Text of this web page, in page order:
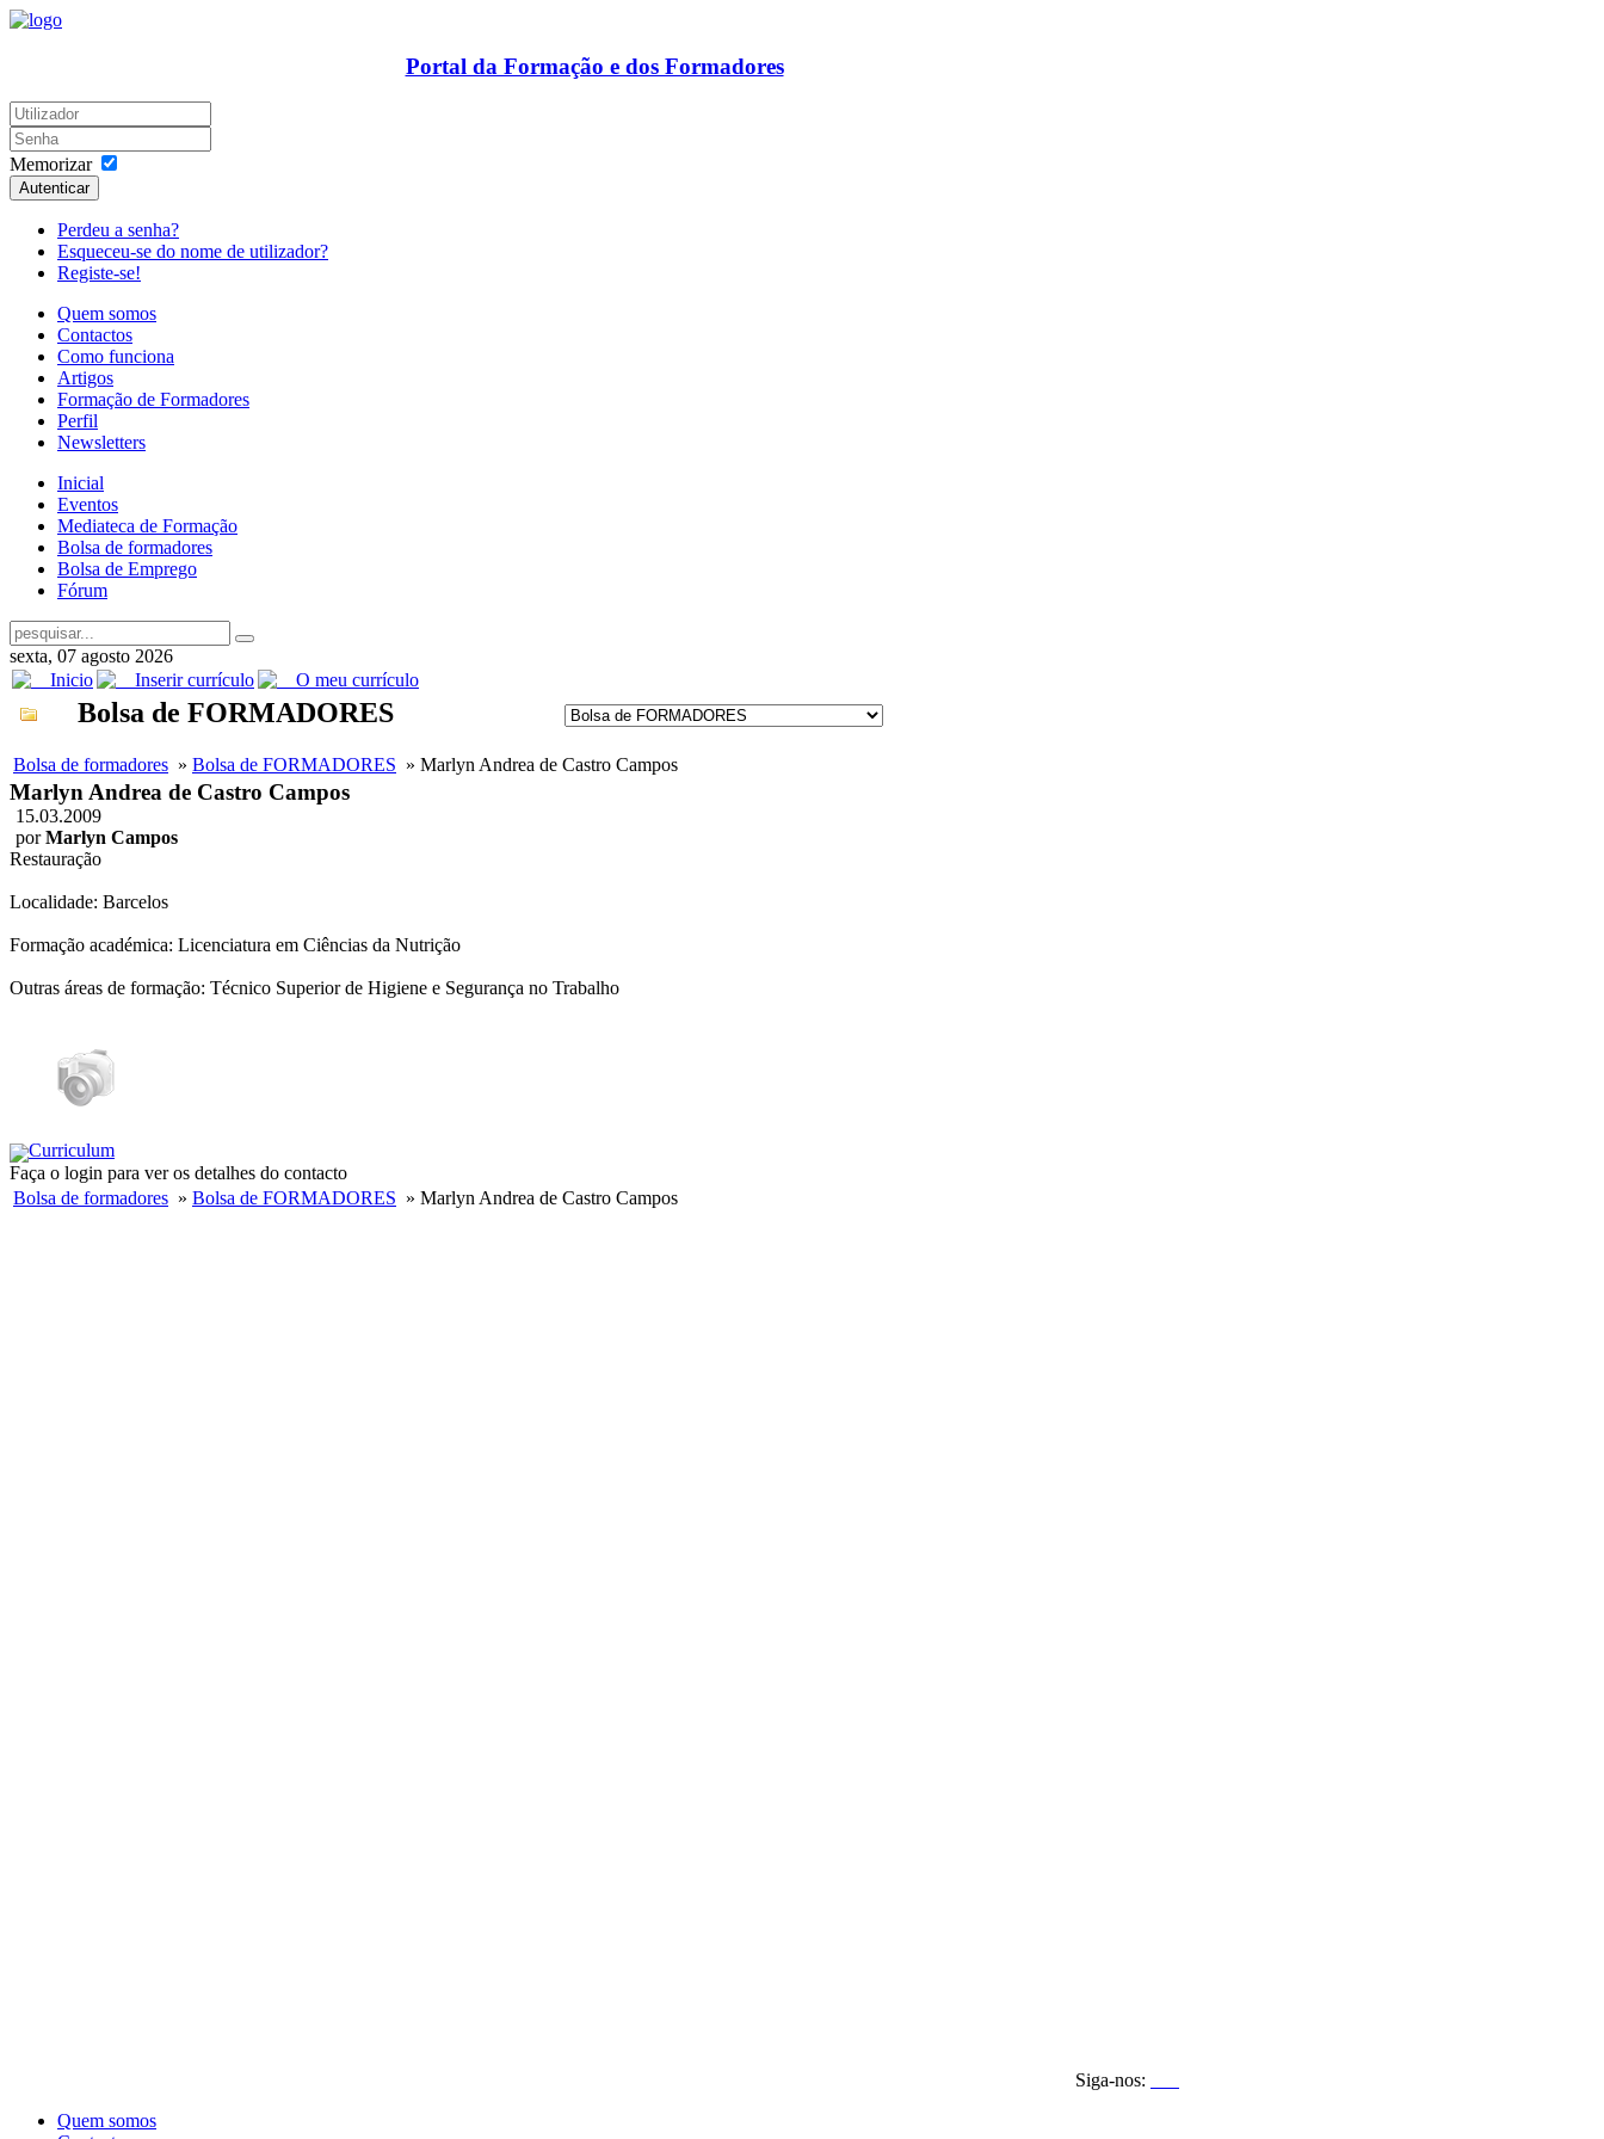
Portal da Formação e dos Formadores
Memorizar
Autenticar
Perdeu a senha?
Esqueceu-se do nome de utilizador?
Registe-se!
Quem somos
Contactos
Como funciona
Artigos
Formação de Formadores
Perfil
Newsletters
Inicial
Eventos
Mediateca de Formação
Bolsa de formadores
Bolsa de Emprego
Fórum
sexta, 07 agosto 2026
Inicio
Inserir currículo O meu currículo
Bolsa de FORMADORES
Bolsa de formadores » Bolsa de FORMADORES » Marlyn Andrea de Castro Campos
Marlyn Andrea de Castro Campos
15.03.2009
porMarlyn Campos
Restauração
Localidade: Barcelos
Formação académica: Licenciatura em Ciências da Nutrição
Outras áreas de formação: Técnico Superior de Higiene e Segurança no Trabalho
Curriculum
Faça o login para ver os detalhes do contacto
Bolsa de formadores » Bolsa de FORMADORES » Marlyn Andrea de Castro Campos
Siga-nos:
Quem somos